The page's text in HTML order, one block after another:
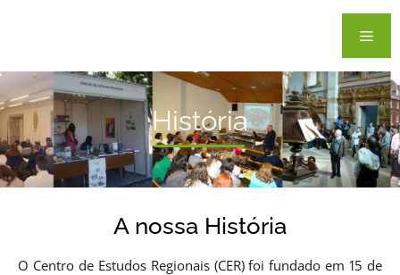
História
A nossa História
O Centro de Estudos Regionais (CER) foi fundado em 15 de